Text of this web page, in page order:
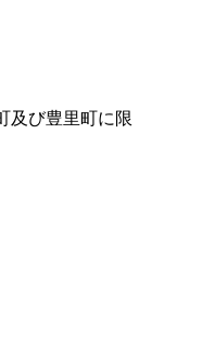
及び豊里町に限